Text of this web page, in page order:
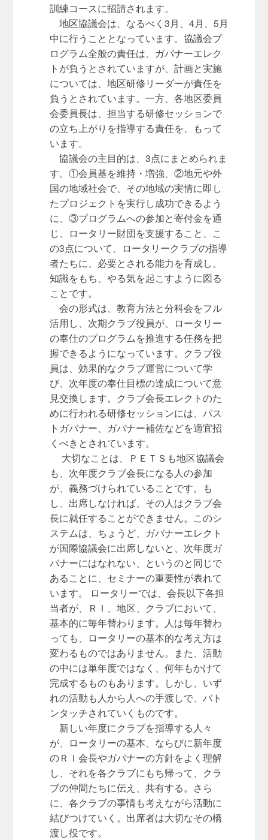
訓練コースに招請されます。
地区協議会は、なるべく3月、4月、5月
中に行うこととなっています。協議会プ
ログラム全般の責任は、ガバナーエレク
トが負うとされていますが、計画と実施
については、地区研修リーダーが責任を
負うとされています。一方、各地区委員
会委員長は、担当する研修セッションで
の立ち上がりを指導する責任を、もって
います。
協議会の主目的は、3点にまとめられま
す。①会員基を維持・増強、②地元や外
国の地域社会で、その地域の実情に即し
たプロジェクトを実行し成功できるよう
に、③プログラムへの参加と寄付金を通
じ、ロータリー財団を支援すること、こ
の3点について、ロータリークラブの指導
者たちに、必要とされる能力を育成し、
知識をもち、やる気を起こすように図る
ことです。
会の形式は、教育方法と分科会をフル
活用し、次期クラブ役員が、ロータリー
の奉仕のプログラムを推進する任務を把
握できるようになっています。クラブ役
員は、効果的なクラブ運営について学
び、次年度の奉仕目標の達成について意
見交換します。クラブ会長エレクトのた
めに行われる研修セッションには、パス
トガバナー、ガバナー補佐などを適宜招
くべきとされています。
大切なことは、ＰＥＴＳも地区協議会
も、次年度クラブ会長になる人の参加
が、義務づけられていることです。も
し、出席しなければ、その人はクラブ会
長に就任することができません。このシ
ステムは、ちょうど、ガバナーエレクト
が国際協議会に出席しないと、次年度ガ
バナーにはなれない、というのと同じで
あることに、セミナーの重要性が表れて
います。 ロータリーでは、会長以下各担
当者が、ＲＩ、地区、クラブにおいて、
基本的に毎年替わります。人は毎年替わ
っても、ロータリーの基本的な考え方は
変わるものではありません。また、活動
の中には単年度ではなく、何年もかけて
完成するものもあります。しかし、いず
れの活動も人から人への手渡しで、バト
ンタッチされていくものです。
新しい年度にクラブを指導する人々
が、ロータリーの基本、ならびに新年度
のＲＩ会長やガバナーの方針をよく理解
し、それを各クラブにもち帰って、クラ
ブの仲間たちに伝え、共有する。さら
に、各クラブの事情も考えながら活動に
結びつけていく。出席者は大切なその橋
渡し役です。